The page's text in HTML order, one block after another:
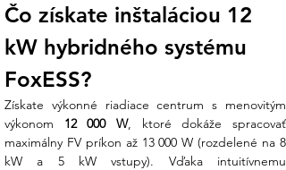
Rozmery: 449 × 519 × 198 mm
Hmotnosť: 28 kg
Stupeň krytia: IP65 (vhodné aj pre
Záruka: 10 rokov (istota dlhodobej
prevádzky)
Komunikácia: WiFi / LAN / RS485 / CAN
Čo získate inštaláciou 12
kW hybridného systému
FoxESS?
Získate výkonné riadiace centrum s menovitým
výkonom 12 000 W, ktoré dokáže spracovať
maximálny FV príkon až 13 000 W (rozdelené na 8